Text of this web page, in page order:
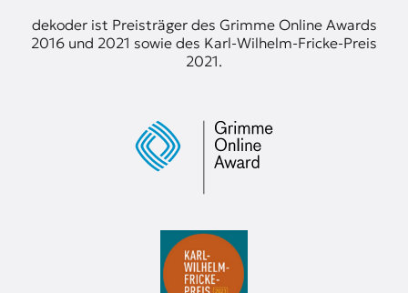
dekoder ist Preisträger des Grimme Online Awards
2016 und 2021 sowie des Karl-Wilhelm-Fricke-Preis
2021.